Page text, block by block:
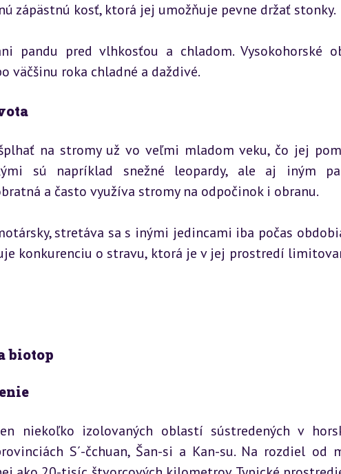
zápästnú kosť, ktorá jej umožňuje pevne držať stonky.
pandu pred vlhkosťou a chladom. Vysokohorské
väčšinu roka chladné a daždivé.
na stromy už vo veľmi mladom veku, čo jej
sú napríklad snežné leopardy, ale aj iným
a často využíva stromy na odpočinok i obranu.
stretáva sa s inými jedincami iba počas
konkurenciu o stravu, ktorá je v jej prostredí
biotop
niekoľko izolovaných oblastí sústredených v
S´-čchuan, Šan-si a Kan-su. Na rozdiel od